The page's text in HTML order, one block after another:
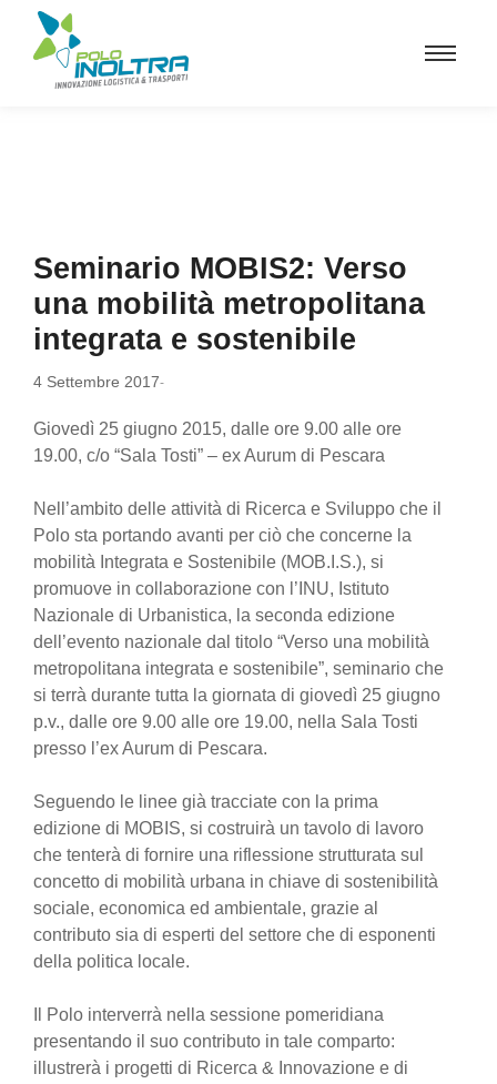
Seminario MOBIS2: Verso
una mobilità metropolitana
integrata e sostenibile
4 Settembre 2017-
Giovedì 25 giugno 2015, dalle ore 9.00 alle ore
19.00, c/o “Sala Tosti” – ex Aurum di Pescara
Nell’ambito delle attività di Ricerca e Sviluppo che il
Polo sta portando avanti per ciò che concerne la
mobilità Integrata e Sostenibile (MOB.I.S.), si
promuove in collaborazione con l’INU, Istituto
Nazionale di Urbanistica, la seconda edizione
dell’evento nazionale dal titolo “Verso una mobilità
metropolitana integrata e sostenibile”, seminario che
si terrà durante tutta la giornata di giovedì 25 giugno
p.v., dalle ore 9.00 alle ore 19.00, nella Sala Tosti
presso l’ex Aurum di Pescara.
Seguendo le linee già tracciate con la prima
edizione di MOBIS, si costruirà un tavolo di lavoro
che tenterà di fornire una riflessione strutturata sul
concetto di mobilità urbana in chiave di sostenibilità
sociale, economica ed ambientale, grazie al
contributo sia di esperti del settore che di esponenti
della politica locale.
Il Polo interverrà nella sessione pomeridiana
presentando il suo contributo in tale comparto:
illustrerà i progetti di Ricerca & Innovazione e di